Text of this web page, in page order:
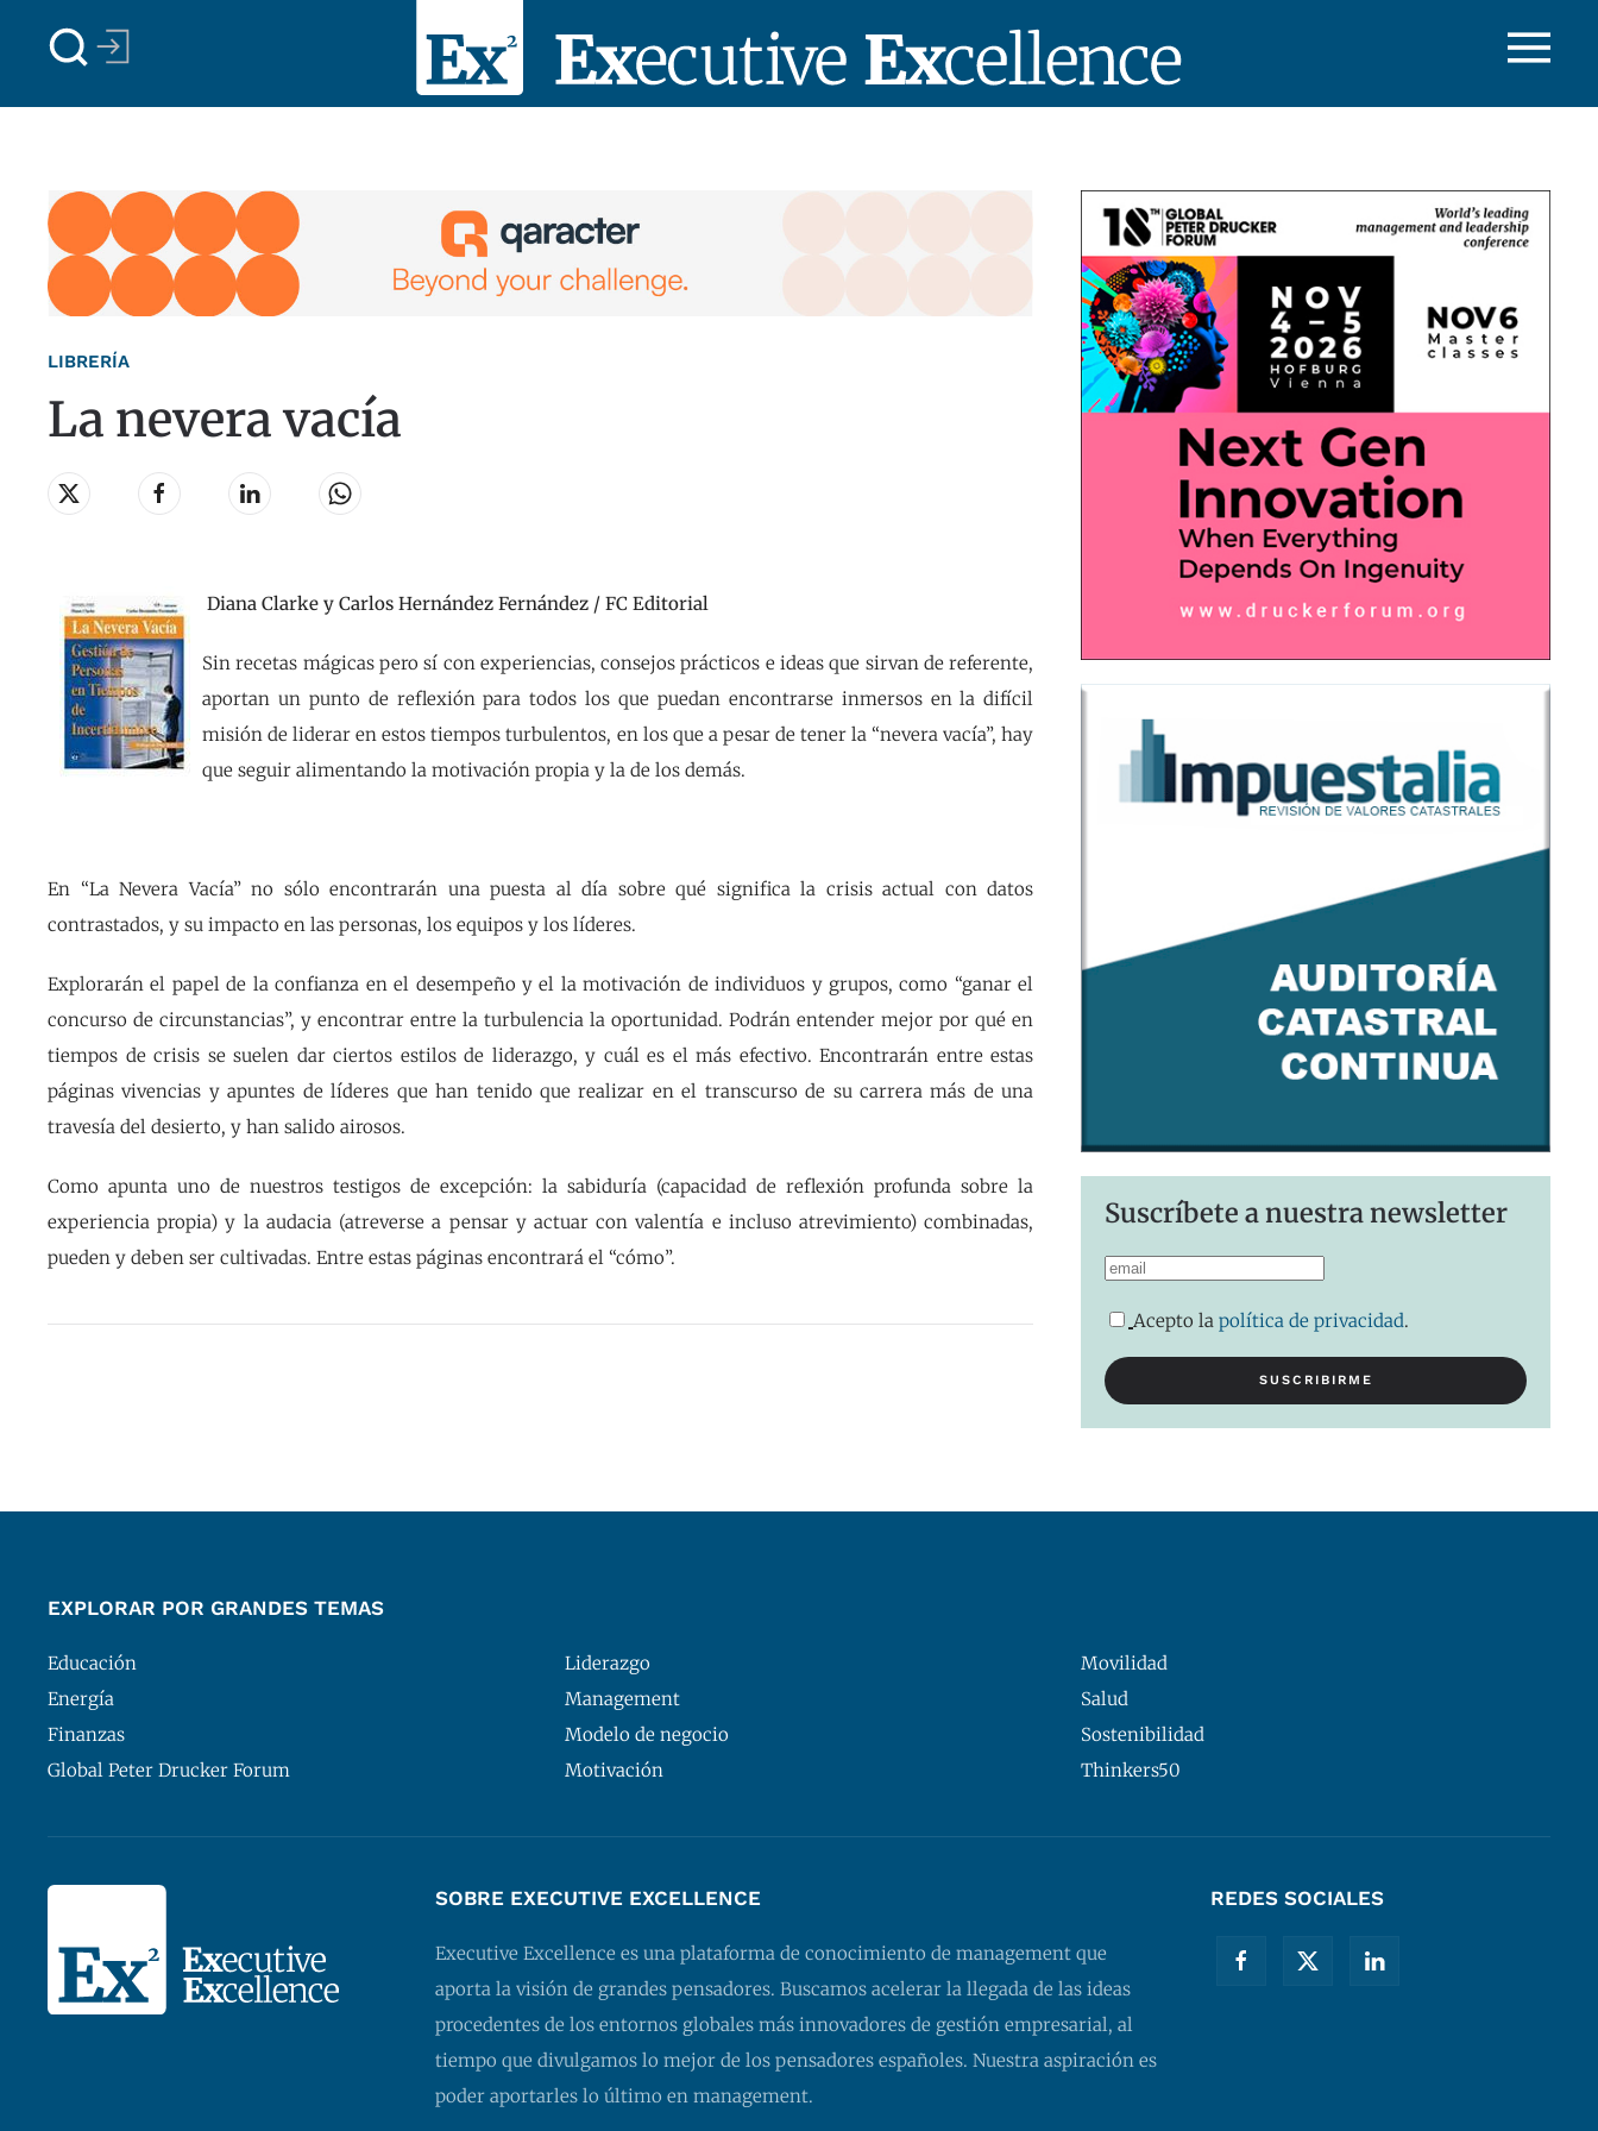
Skip to main content
LIBRERÍA
La nevera vacía
Diana Clarke y Carlos Hernández Fernández / FC Editorial
Sin recetas mágicas pero sí con experiencias, consejos prácticos e ideas que sirvan de referente,
aportan un punto de reflexión para todos los que puedan encontrarse inmersos en la difícil
misión de liderar en estos tiempos turbulentos, en los que a pesar de tener la “nevera vacía”, hay
que seguir alimentando la motivación propia y la de los demás.
En “La Nevera Vacía” no sólo encontrarán una puesta al día sobre qué significa la crisis actual con datos
contrastados, y su impacto en las personas, los equipos y los líderes.
Explorarán el papel de la confianza en el desempeño y el la motivación de individuos y grupos, como “ganar el
concurso de circunstancias”, y encontrar entre la turbulencia la oportunidad. Podrán entender mejor por qué en
tiempos de crisis se suelen dar ciertos estilos de liderazgo, y cuál es el más efectivo. Encontrarán entre estas
páginas vivencias y apuntes de líderes que han tenido que realizar en el transcurso de su carrera más de una
travesía del desierto, y han salido airosos.
Como apunta uno de nuestros testigos de excepción: la sabiduría (capacidad de reflexión profunda sobre la
experiencia propia) y la audacia (atreverse a pensar y actuar con valentía e incluso atrevimiento) combinadas,
pueden y deben ser cultivadas. Entre estas páginas encontrará el “cómo”.
Suscríbete a nuestra newsletter
Acepto lapolítica de privacidad.
EXPLORAR POR GRANDES TEMAS
Educación
Energía
Finanzas
Global Peter Drucker Forum
Liderazgo
Management
Modelo de negocio
Motivación
Movilidad
Salud
Sostenibilidad
Thinkers50
SOBRE EXECUTIVE EXCELLENCE
Executive Excellence es una plataforma de conocimiento de management que
aporta la visión de grandes pensadores. Buscamos acelerar la llegada de las ideas
procedentes de los entornos globales más innovadores de gestión empresarial, al
tiempo que divulgamos lo mejor de los pensadores españoles. Nuestra aspiración es
poder aportarles lo último en management.
REDES SOCIALES